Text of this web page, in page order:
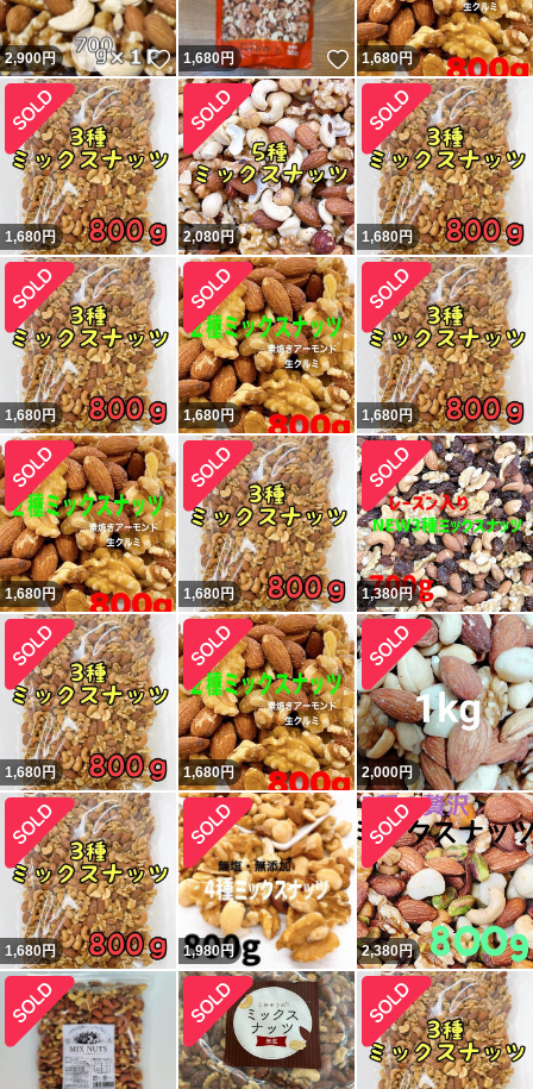
2,900円 いいね！
1,680円 いいね！
1,680円
1,680円 2,080円 1,680円
1,680円 1,680円 1,680円
1,680円 1,680円 1,380円
1,680円 1,680円 2,000円
1,680円 1,980円 2,380円